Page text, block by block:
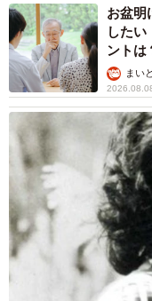
お盆明
したい
ントは
まい